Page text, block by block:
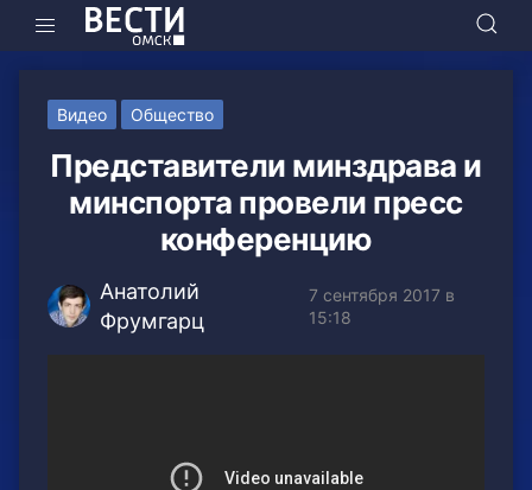
Видео Общество
Представители минздрава и
минспорта провели пресс
конференцию
Анатолий
Фрумгарц
7 сентября 2017 в
15:18